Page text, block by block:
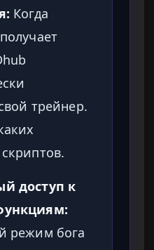
Когда
трейнер.
доступ к
режим бога